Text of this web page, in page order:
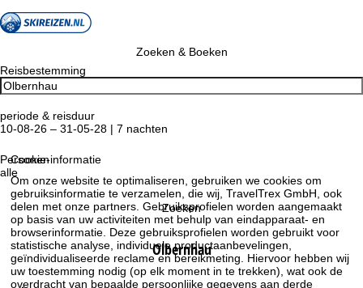
Cookie-informatie
Om onze website te optimaliseren, gebruiken we cookies om
gebruiksinformatie te verzamelen, die wij, TravelTrex GmbH, ook
delen met onze partners. Gebruiksprofielen worden aangemaakt
op basis van uw activiteiten met behulp van eindapparaat- en
browserinformatie. Deze gebruiksprofielen worden gebruikt voor
statistische analyse, individuele productaanbevelingen,
geïndividualiseerde reclame en bereikmeting. Hiervoor hebben wij
uw toestemming nodig (op elk moment in te trekken), wat ook de
overdracht van bepaalde persoonlijke gegevens aan derde
Zoeken & Boeken
Reisbestemming
periode & reisduur
10-08-26 – 31-05-28 | 7 nachten
Personen
alle
Zoeken
Olbernhau